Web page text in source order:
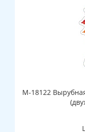
М-18122